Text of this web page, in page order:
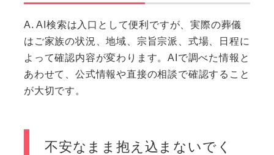
A. AI検索は入口として便利ですが、実際の葬儀
はご家族の状況、地域、宗旨宗派、式場、日程に
よって確認内容が変わります。AIで調べた情報と
あわせて、公式情報や直接の相談で確認すること
が大切です。
不安なまま抱え込まないでく